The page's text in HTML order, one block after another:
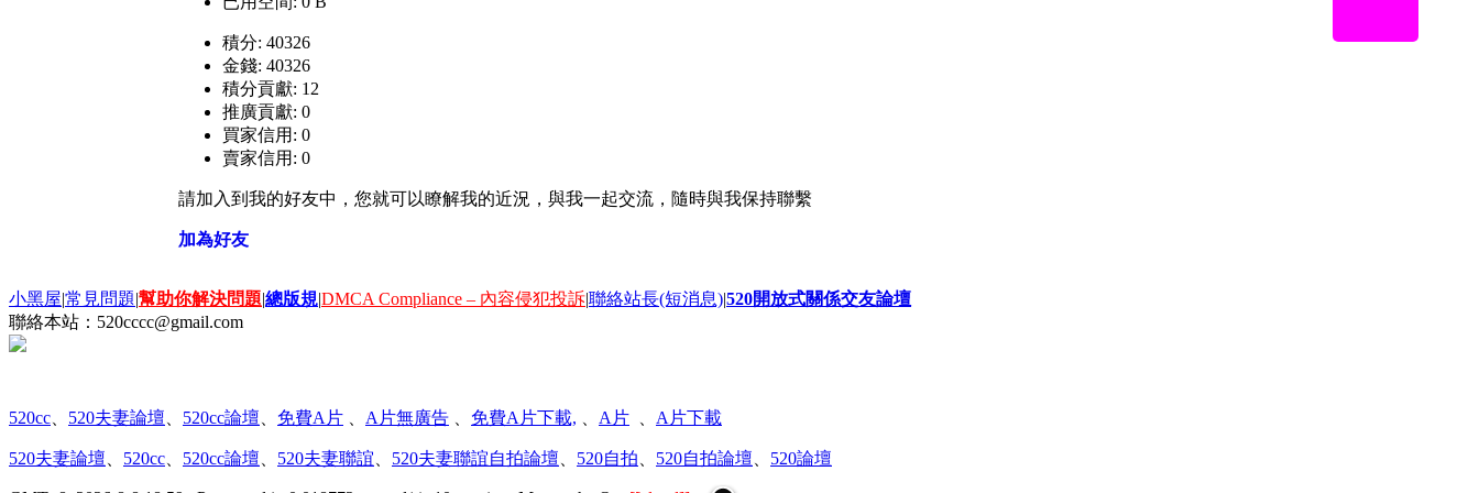
積分: 40326
金錢: 40326
積分貢獻: 12
推廣貢獻: 0
買家信用: 0
賣家信用: 0
請加入到我的好友中，您就可以瞭解我的近況，與我一起交流，隨時與我保持聯繫
加為好友
小黑屋|常見問題|幫助你解決問題|總版規|DMCA Compliance – 內容侵犯投訴|聯絡站長(短消息)|520開放式關係交友論壇
聯絡本站： 520cccc@gmail.com
520cc 520夫妻論壇 520cc論壇 免費A片 A片無廣告 免費A片下載, A片 A片下載
520夫妻論壇 520cc 520cc論壇 520夫妻聯誼 520夫妻聯誼自拍論壇 520自拍 520自拍論壇 520論壇